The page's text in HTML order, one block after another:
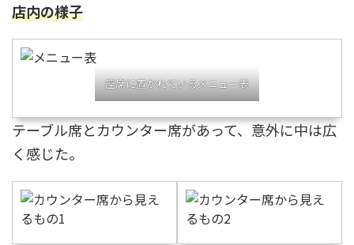
店内の様子
座席に置かれているメニュー表
テーブル席とカウンター席があって、意外に中は広
く感じた。